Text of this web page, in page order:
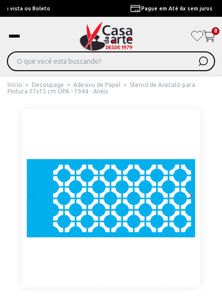
Pague em Até 6x sem juros ou ate 12x com juros
0
Início > Decoupage > Adesivo de Papel >
Stencil de Acetato para
Pintura 07x15 cm OPA - 1944 - Anéis